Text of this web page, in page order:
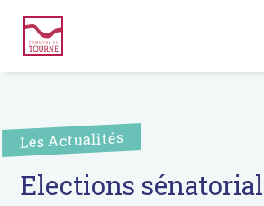
Les Actualités
Elections